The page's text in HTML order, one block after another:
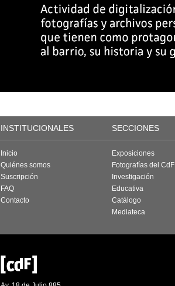
INSTITUCIONALES SECCIONES
Inicio
Quiénes somos
Suscripción
FAQ
Contacto
Exposiciones
Fotografías del CdF
Investigación
Educativa
Catálogo
Mediateca